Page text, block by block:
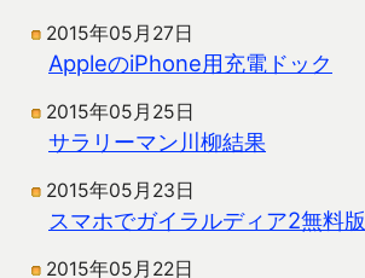
2015年05月27日
AppleのiPhone用充電ドック
2015年05月25日
サラリーマン川柳結果
2015年05月23日
スマホでガイラルディア2無料版
2015年05月22日